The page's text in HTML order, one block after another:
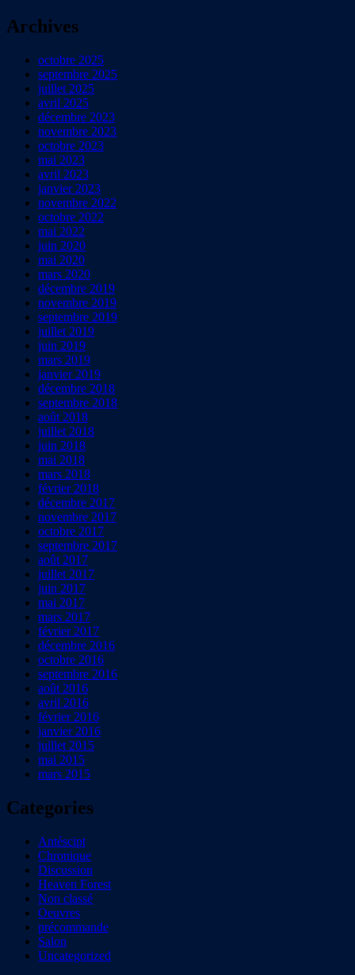
Archives
octobre 2025
septembre 2025
juillet 2025
avril 2025
décembre 2023
novembre 2023
octobre 2023
mai 2023
avril 2023
janvier 2023
novembre 2022
octobre 2022
mai 2022
juin 2020
mai 2020
mars 2020
décembre 2019
novembre 2019
septembre 2019
juillet 2019
juin 2019
mars 2019
janvier 2019
décembre 2018
septembre 2018
août 2018
juillet 2018
juin 2018
mai 2018
mars 2018
février 2018
décembre 2017
novembre 2017
octobre 2017
septembre 2017
août 2017
juillet 2017
juin 2017
mai 2017
mars 2017
février 2017
décembre 2016
octobre 2016
septembre 2016
août 2016
avril 2016
février 2016
janvier 2016
juillet 2015
mai 2015
mars 2015
Categories
Antéscipt
Chronique
Discussion
Heaven Forest
Non classé
Oeuvres
précommande
Salon
Uncategorized